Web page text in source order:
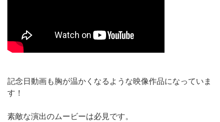
記念日動画も胸が温かくなるような映像作品になっていま
す！
素敵な演出のムービーは必見です。